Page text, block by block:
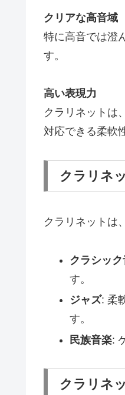
クリアな高音域
特に高音では澄
す。
高い表現力
クラリネットは
対応できる柔軟
クラリネ
クラリネットは
クラシック
す。
ジャズ: 柔
す。
民族音楽:
クラリネ